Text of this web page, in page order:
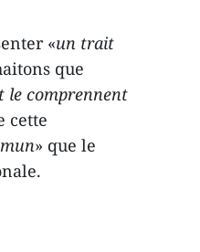
«un trait
que
le comprennent
cette
» que le